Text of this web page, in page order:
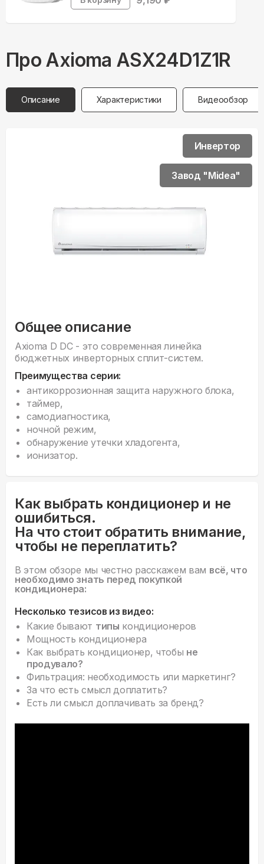
Про Axioma ASX24D1Z1R
Описание Характеристики Видеообзор
Общее описание
Axioma D DC - это современная линейка
бюджетных инверторных сплит-систем.
Преимущества серии:
антикоррозионная защита наружного блока,
таймер,
самодиагностика,
ночной режим,
обнаружение утечки хладогента,
ионизатор.
Инвертор
Завод "Midea"
Как выбрать кондиционер и не
ошибиться.
На что стоит обратить внимание,
чтобы не переплатить?
В этом обзоре мы честно расскажем вам всё, что
необходимо знать перед покупкой
кондиционера:
Несколько тезисов из видео:
Какие бывают типы кондиционеров
Мощность кондиционера
Как выбрать кондиционер, чтобы не
продувало?
Фильтрация: необходимость или маркетинг?
За что есть смысл доплатить?
Есть ли смысл доплачивать за бренд?